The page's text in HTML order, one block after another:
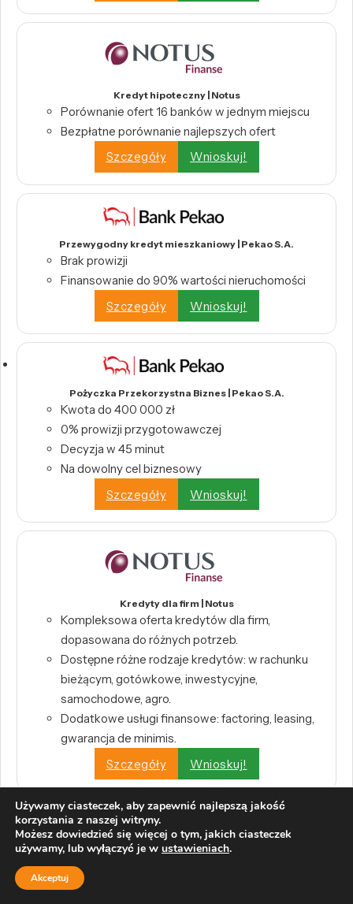
Kredyt hipoteczny | Notus
Porównanie ofert 16 banków w jednym miejscu
Bezpłatne porównanie najlepszych ofert
Szczegóły
Wnioskuj!
Przewygodny kredyt mieszkaniowy | Pekao S.A.
Brak prowizji
Finansowanie do 90% wartości nieruchomości
Szczegóły
Wnioskuj!
Pożyczka Przekorzystna Biznes | Pekao S.A.
Kwota do 400 000 zł
0% prowizji przygotowawczej
Decyzja w 45 minut
Na dowolny cel biznesowy
Szczegóły
Wnioskuj!
Kredyty dla firm | Notus
Kompleksowa oferta kredytów dla firm,
dopasowana do różnych potrzeb.
Dostępne różne rodzaje kredytów: w rachunku
bieżącym, gotówkowe, inwestycyjne,
samochodowe, agro.
Dodatkowe usługi finansowe: factoring, leasing,
gwarancja de minimis.
Szczegóły
Wnioskuj!
Internetowy Kredyt Konsolidacyjny | Alior Bank
Wysoka kwota kredytu – nawet 200 000 zł
Używamy ciasteczek, aby zapewnić najlepszą jakość
korzystania z naszej witryny.
Możesz dowiedzieć się więcej o tym, jakich ciasteczek
używamy, lub wyłączyć je w ustawieniach.
Akceptuj